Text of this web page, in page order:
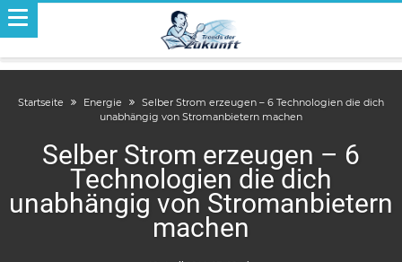
Startseite Energie
Selber Strom erzeugen – 6 Technologien die dich
unabhängig von Stromanbietern machen
Selber Strom erzeugen – 6
Technologien die dich
unabhängig von Stromanbietern
machen